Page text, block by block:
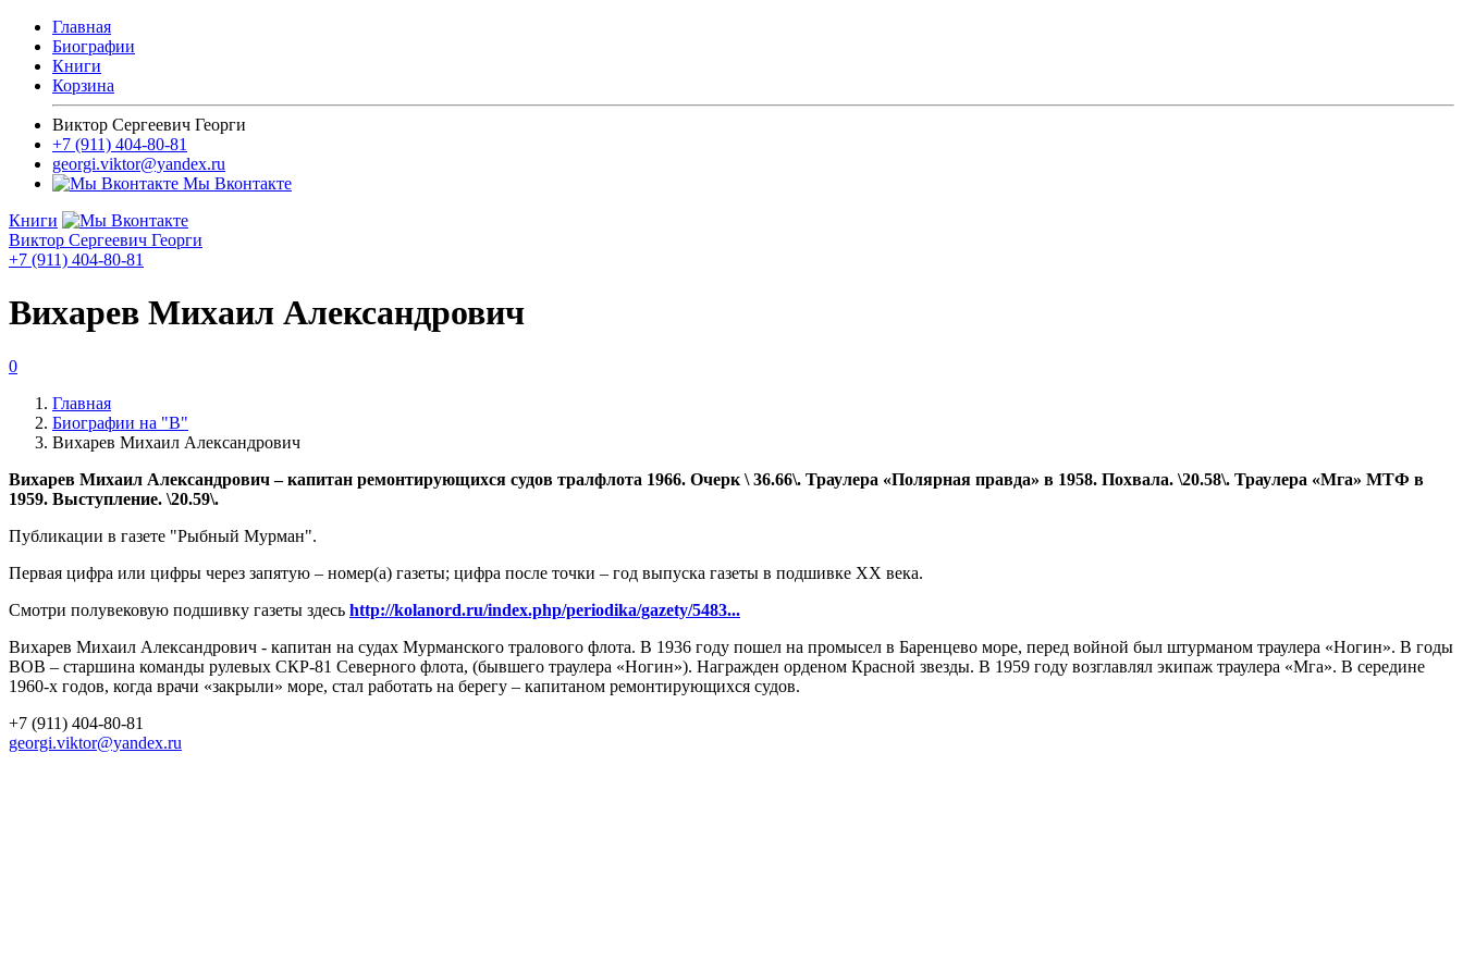
Главная
Биографии
Книги
Корзина
Виктор Сергеевич Георги
+7 (911) 404-80-81
georgi.viktor@yandex.ru
Мы Вконтакте
Книги
Виктор Сергеевич Георги
+7 (911) 404-80-81
Вихарев Михаил Александрович
0
Главная
Биографии на "В"
Вихарев Михаил Александрович
Вихарев Михаил Александрович – капитан ремонтирующихся судов тралфлота 1966. Очерк \ 36.66\. Траулера «Полярная правда» в 1958. Похвала. \20.58\. Траулера «Мга» МТФ в
1959. Выступление. \20.59\.
Публикации в газете "Рыбный Мурман".
Первая цифра или цифры через запятую – номер(а) газеты; цифра после точки – год выпуска газеты в подшивке ХХ века.
Смотри полувековую подшивку газеты здесь http://kolanord.ru/index.php/periodika/gazety/5483...
Вихарев Михаил Александрович - капитан на судах Мурманского тралового флота. В 1936 году пошел на промысел в Баренцево море, перед войной был штурманом траулера «Ногин». В годы
ВОВ – старшина команды рулевых СКР-81 Северного флота, (бывшего траулера «Ногин»). Награжден орденом Красной звезды. В 1959 году возглавлял экипаж траулера «Мга». В середине
1960-х годов, когда врачи «закрыли» море, стал работать на берегу – капитаном ремонтирующихся судов.
+7 (911) 404-80-81
georgi.viktor@yandex.ru